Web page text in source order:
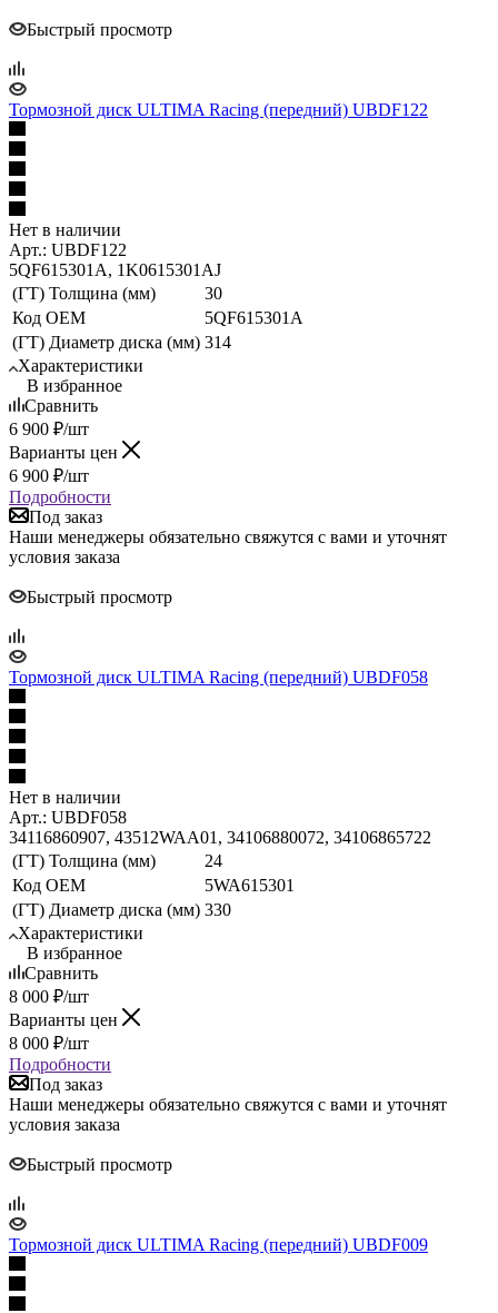
Быстрый просмотр
Тормозной диск ULTIMA Racing (передний) UBDF122
Нет в наличии
Арт.: UBDF122
5QF615301A, 1K0615301AJ
(ГТ) Толщина (мм)
30
Код ОЕМ
5QF615301A
(ГТ) Диаметр диска (мм) 314
Характеристики
В избранное
Сравнить
6 900 ₽/шт
Варианты цен
6 900 ₽/шт
Подробности
Под заказ
Наши менеджеры обязательно свяжутся с вами и уточнят
условия заказа
Быстрый просмотр
Тормозной диск ULTIMA Racing (передний) UBDF058
Нет в наличии
Арт.: UBDF058
34116860907, 43512WAA01, 34106880072, 34106865722
(ГТ) Толщина (мм)
24
Код ОЕМ
5WA615301
(ГТ) Диаметр диска (мм) 330
Характеристики
В избранное
Сравнить
8 000 ₽/шт
Варианты цен
8 000 ₽/шт
Подробности
Под заказ
Наши менеджеры обязательно свяжутся с вами и уточнят
условия заказа
Быстрый просмотр
Тормозной диск ULTIMA Racing (передний) UBDF009